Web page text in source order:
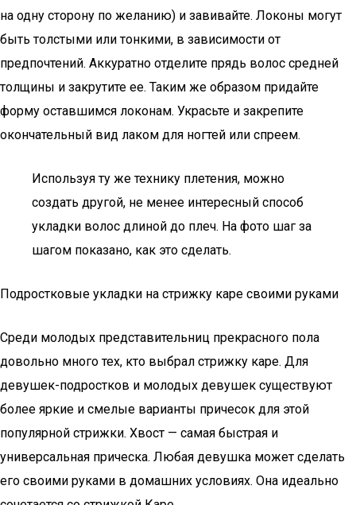
на одну сторону по желанию) и завивайте. Локоны могут
быть толстыми или тонкими, в зависимости от
предпочтений. Аккуратно отделите прядь волос средней
толщины и закрутите ее. Таким же образом придайте
форму оставшимся локонам. Украсьте и закрепите
окончательный вид лаком для ногтей или спреем.
Используя ту же технику плетения, можно
создать другой, не менее интересный способ
укладки волос длиной до плеч. На фото шаг за
шагом показано, как это сделать.
Подростковые укладки на стрижку каре своими руками
Среди молодых представительниц прекрасного пола
довольно много тех, кто выбрал стрижку каре. Для
девушек-подростков и молодых девушек существуют
более яркие и смелые варианты причесок для этой
популярной стрижки. Хвост — самая быстрая и
универсальная прическа. Любая девушка может сделать
его своими руками в домашних условиях. Она идеально